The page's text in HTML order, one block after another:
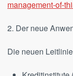
management-of-
2. Der neue
Die neuen